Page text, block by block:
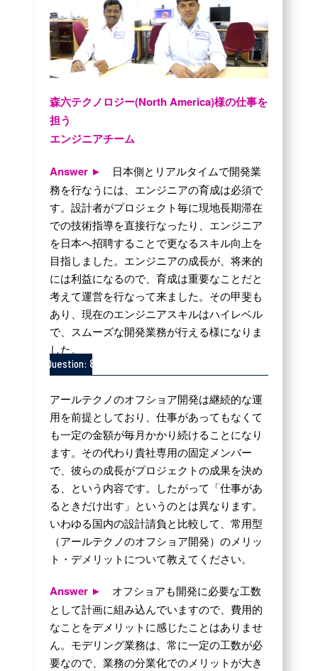
森六テクノロジー(North America)様の仕事を
担う
エンジニアチーム
Answer ►
日本側とリアルタイムで開発業
務を行なうには、エンジニアの育成は必須で
す。設計者がプロジェクト毎に現地長期滞在
での技術指導を直接行なったり、エンジニア
を日本へ招聘することで更なるスキル向上を
目指しました。エンジニアの成長が、将来的
には利益になるので、育成は重要なことだと
考えて運営を行なって来ました。その甲斐も
あり、現在のエンジニアスキルはハイレベル
で、スムーズな開発業務が行える様になりま
した。
Question: 8
アールテクノのオフショア開発は継続的な運
用を前提としており、仕事があってもなくて
も一定の金額が毎月かかり続けることになり
ます。その代わり貴社専用の固定メンバー
で、彼らの成長がプロジェクトの成果を決め
る、という内容です。したがって「仕事があ
るときだけ出す」というのとは異なります。
いわゆる国内の設計請負と比較して、常用型
（アールテクノのオフショア開発）のメリッ
ト・デメリットについて教えてください。
Answer ►
オフショアも開発に必要な工数
として計画に組み込んでいますので、費用的
なことをデメリットに感じたことはありませ
ん。モデリング業務は、常に一定の工数が必
要なので、業務の分業化でのメリットが大き